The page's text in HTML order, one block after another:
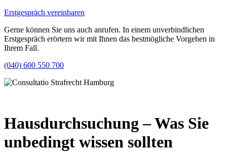
Erstgespräch vereinbaren
Gerne können Sie uns auch anrufen. In einem unverbindlichen
Erstgespräch erörtern wir mit Ihnen das bestmögliche Vorgehen in
Ihrem Fall.
(040) 600 550 700
Hausdurchsuchung – Was Sie
unbedingt wissen sollten